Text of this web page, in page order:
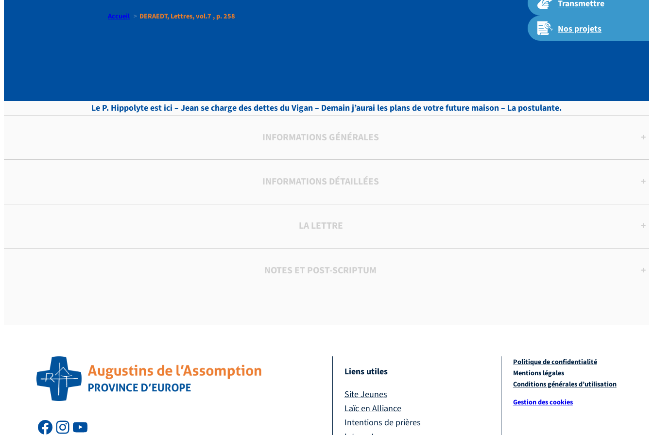
Transmettre
Nos projets
Accueil DERAEDT, Lettres, vol.7 , p. 258
Le P. Hippolyte est ici – Jean se charge des dettes du Vigan – Demain j’aurai les plans de votre future maison – La postulante.
INFORMATIONS GÉNÉRALES +
INFORMATIONS DÉTAILLÉES +
LA LETTRE +
NOTES ET POST-SCRIPTUM +
Liens utiles
Site Jeunes
Laïc en Alliance
Intentions de prières
Politique de confidentialité
Mentions légales
Conditions générales d’utilisation
Gestion des cookies